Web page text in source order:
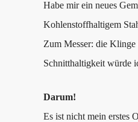
Habe mir ein neues
Kohlenstoffhaltigem
Zum Messer: die
Schnitthaltigkeit würde
Darum!
Es ist nicht mein erstes